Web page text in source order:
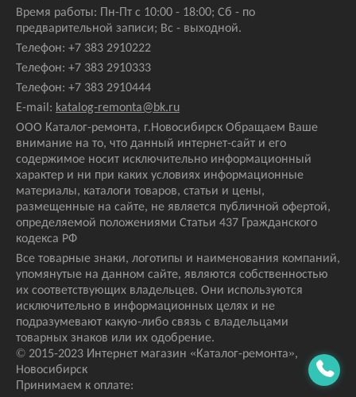
© 2015-2023 Интернет магазин «Каталог-ремонта»,
Новосибирск
Принимаем к оплате:
Время работы: Пн-Пт с 10:00 - 18:00; Сб - по
предварительной записи; Вс - выходной.
Телефон: +7 383 2910222
Телефон: +7 383 2910333
Телефон: +7 383 2910444
E-mail: katalog-remonta@bk.ru
ООО Каталог-ремонта, г.Новосибирск Обращаем Ваше
внимание на то, что данный интернет-сайт и его
содержимое носит исключительно информационный
характер и ни при каких условиях информационные
материалы, каталоги товаров, статьи и цены,
размещенные на сайте, не является публичной офертой,
определяемой положениями Статьи 437 Гражданского
кодекса РФ
Все товарные знаки, логотипы и наименования компаний,
упомянутые на данном сайте, являются собственностью
их соответствующих владельцев. Они используются
исключительно в информационных целях и не
подразумевают какую-либо связь с владельцами
товарных знаков или их одобрение.